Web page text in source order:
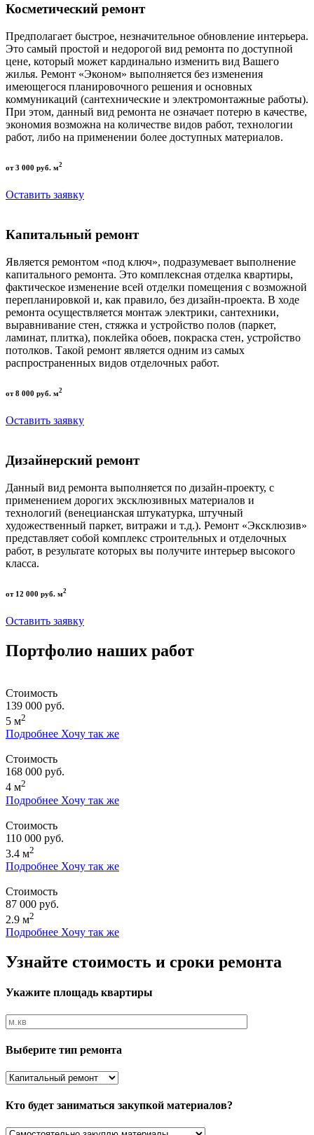
Косметический ремонт
Предполагает быстрое, незначительное обновление интерьера.
Это самый простой и недорогой вид ремонта по доступной
цене, который может кардинально изменить вид Вашего
жилья. Ремонт «Эконом» выполняется без изменения
имеющегося планировочного решения и основных
коммуникаций (сантехнические и электромонтажные работы).
При этом, данный вид ремонта не означает потерю в качестве,
экономия возможна на количестве видов работ, технологии
работ, либо на применении более доступных материалов.
от 3 000 руб. м2
Оставить заявку
Капитальный ремонт
Является ремонтом «под ключ», подразумевает выполнение
капитального ремонта. Это комплексная отделка квартиры,
фактическое изменение всей отделки помещения с возможной
перепланировкой и, как правило, без дизайн-проекта. В ходе
ремонта осуществляется монтаж электрики, сантехники,
выравнивание стен, стяжка и устройство полов (паркет,
ламинат, плитка), поклейка обоев, покраска стен, устройство
потолков. Такой ремонт является одним из самых
распространенных видов отделочных работ.
от 8 000 руб. м2
Оставить заявку
Дизайнерский ремонт
Данный вид ремонта выполняется по дизайн-проекту, с
применением дорогих эксклюзивных материалов и
технологий (венецианская штукатурка, штучный
художественный паркет, витражи и т.д.). Ремонт «Эксклюзив»
представляет собой комплекс строительных и отделочных
работ, в результате которых вы получите интерьер высокого
класса.
от 12 000 руб. м2
Оставить заявку
Портфолио наших работ
Стоимость
139 000 руб.
5 м2
Подробнее Хочу так же
Стоимость
168 000 руб.
4 м2
Подробнее Хочу так же
Стоимость
110 000 руб.
3.4 м2
Подробнее Хочу так же
Стоимость
87 000 руб.
2.9 м2
Подробнее Хочу так же
Узнайте стоимость и сроки ремонта
Укажите площадь квартиры
Выберите тип ремонта
Кто будет заниматься закупкой материалов?